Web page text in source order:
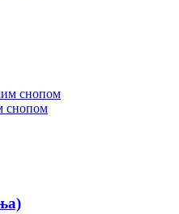
снопом